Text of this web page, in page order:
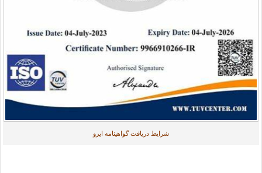
شرایط دریافت گواهینامه ایزو